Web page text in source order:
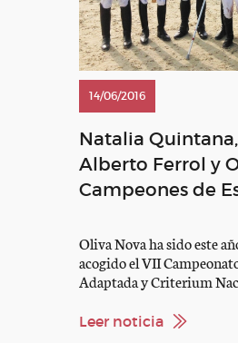
14/06/2016
Natalia
Alberto Ferrol y
Campeones de
Oliva Nova ha sido este
acogido el VII
Adaptada y Criterium
viene siendo habitual
Leer noticia